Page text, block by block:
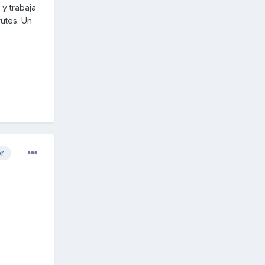
trabaja
Un